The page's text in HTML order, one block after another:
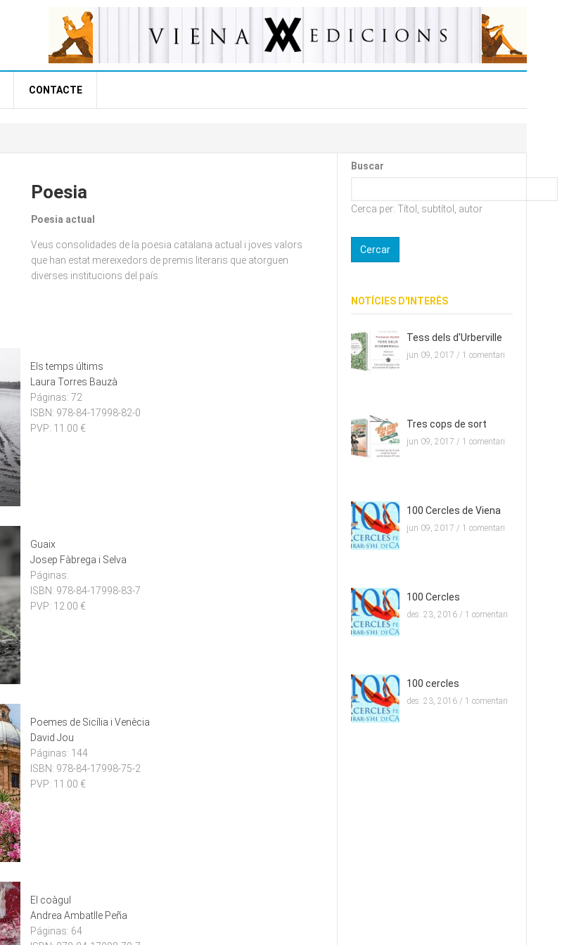
CONTACTE
Poesia
Poesia actual
Veus consolidades de la poesia catalana actual i joves valors
que han estat mereixedors de premis literaris que atorguen
diverses institucions del país.
Els temps últims
Laura Torres Bauzà
Páginas: 72
ISBN: 978-84-17998-82-0
PVP: 11.00 €
Guaix
Josep Fàbrega i Selva
Páginas:
ISBN: 978-84-17998-83-7
PVP: 12.00 €
Poemes de Sicília i Venècia
David Jou
Páginas: 144
ISBN: 978-84-17998-75-2
PVP: 11.00 €
El coàgul
Andrea Ambatlle Peña
Páginas: 64
Buscar
Cerca per: Títol, subtítol, autor
NOTÍCIES D'INTERÈS
Tess dels d'Urberville
jun 09, 2017 / 1 comentari
Tres cops de sort
jun 09, 2017 / 1 comentari
100 Cercles de Viena
jun 09, 2017 / 1 comentari
100 Cercles
des. 23, 2016 / 1 comentari
100 cercles
des. 23, 2016 / 1 comentari